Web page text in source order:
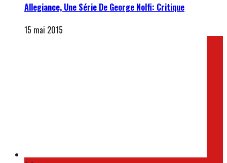
Allegiance, Une Série De George Nolfi: Critique
15 mai 2015